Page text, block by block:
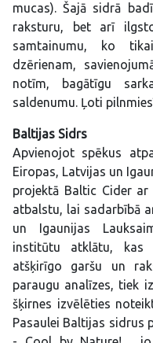
mucas). Šajā sidrā
raksturu, bet arī
samtainumu, ko
dzērienam,
notīm, bagātīgu
saldenumu. Ļoti
Baltijas Sidrs
Apvienojot spēkus
Eiropas, Latvijas un
projektā Baltic Cider ar
atbalstu, lai sadarbībā
un Igaunijas
institūtu atklātu, kas
atšķirīgo garšu un
paraugu analīzes, tiek
šķirnes izvēlēties
Pasaulei Baltijas sidrus